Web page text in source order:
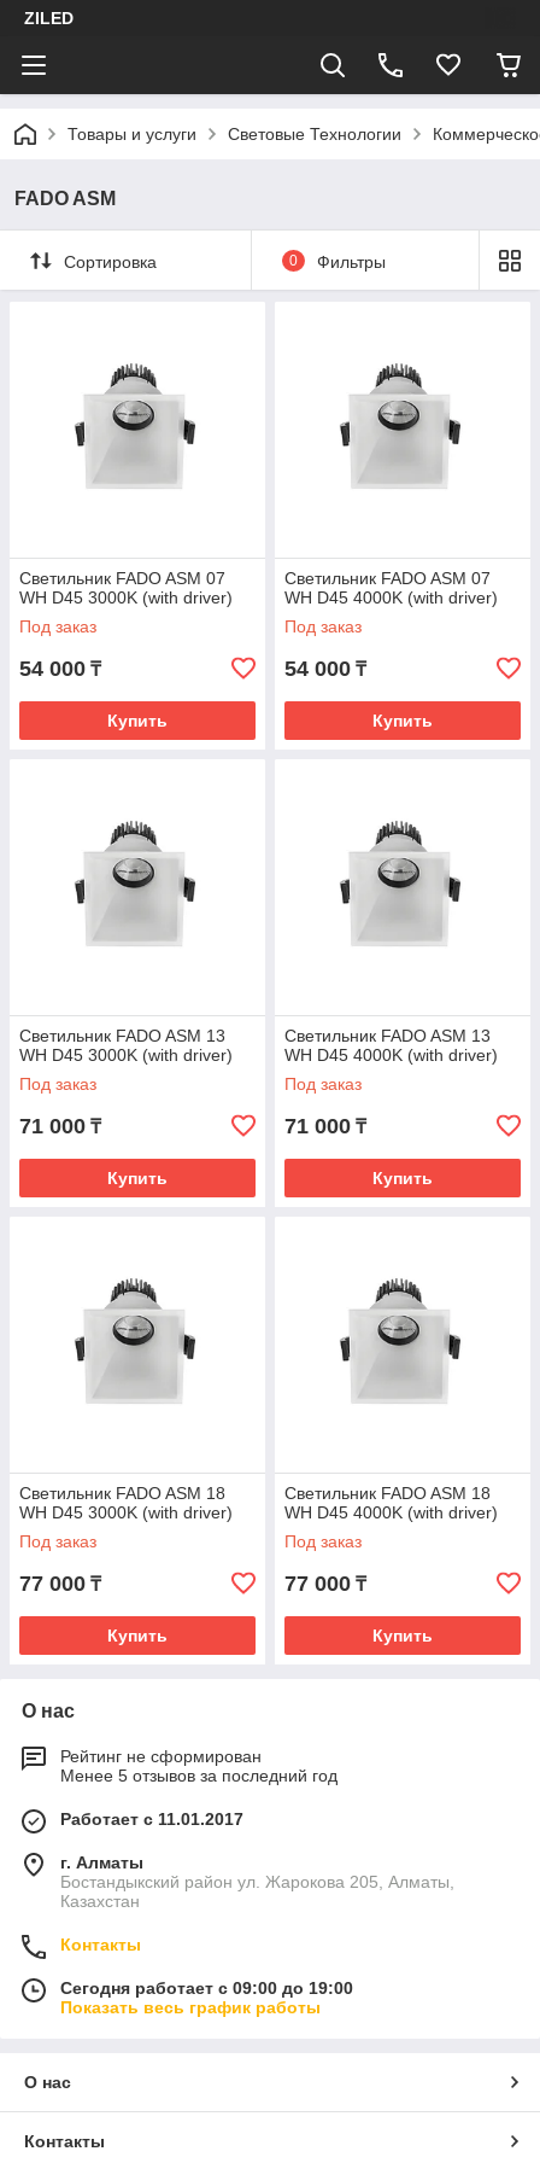
ZILED
Товары и услуги Световые Технологии
FADO ASM
Сортировка 0 Фильтры
Светильник FADO ASM 07
WH D45 3000K (with driver)
Под заказ
54 000 ₸
Купить
Светильник FADO ASM 07
WH D45 4000K (with driver)
Под заказ
54 000 ₸
Купить
Светильник FADO ASM 13
WH D45 3000K (with driver)
Под заказ
71 000 ₸
Купить
Светильник FADO ASM 13
WH D45 4000K (with driver)
Под заказ
71 000 ₸
Купить
Светильник FADO ASM 18
WH D45 3000K (with driver)
Под заказ
77 000 ₸
Купить
Светильник FADO ASM 18
WH D45 4000K (with driver)
Под заказ
77 000 ₸
Купить
О нас
Рейтинг не сформирован
Менее 5 отзывов за последний год
Работает с 11.01.2017
г. Алматы
Бостандыкский район ул. Жарокова 205, Алматы,
Казахстан
Контакты
Сегодня работает с 09:00 до 19:00
Показать весь график работы
О нас
Контакты